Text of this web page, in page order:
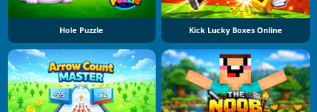
Hole Puzzle Kick Lucky Boxes Online